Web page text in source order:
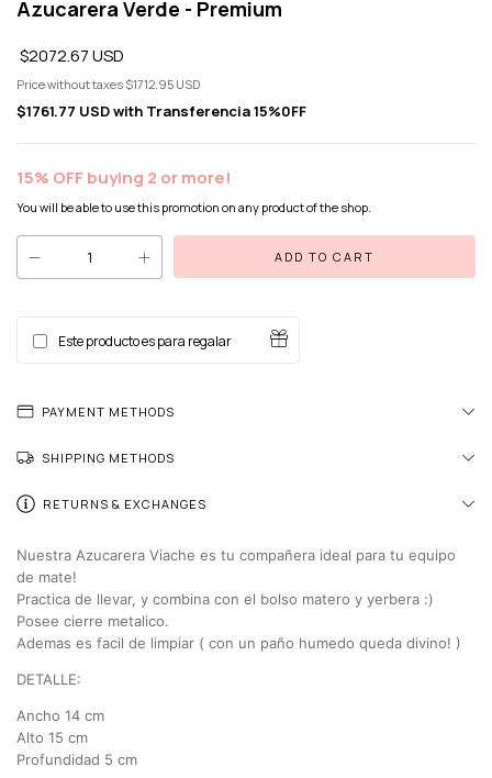
Azucarera Verde - Premium
$2072.67 USD
Price without taxes $1712.95 USD
$1761.77 USDwith Transferencia 15%0FF
15% OFF buying 2 or more!
You will be able to use this promotion on any product of the shop.
Este producto es para regalar
PAYMENT METHODS
SHIPPING METHODS
RETURNS & EXCHANGES
Nuestra Azucarera Viache es tu compañera ideal para tu equipo
de mate!
Practica de llevar, y combina con el bolso matero y yerbera :)
Posee cierre metalico.
Ademas es facil de limpiar ( con un paño humedo queda divino! )
DETALLE:
Ancho 14 cm
Alto 15 cm
Profundidad 5 cm